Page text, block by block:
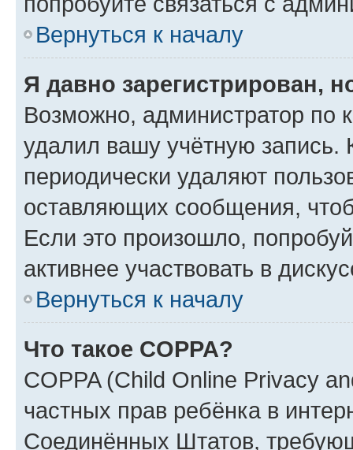
Вернуться к началу
Я давно зарегистрирован,
Возможно, администратор по
удалил вашу учётную запись.
периодически удаляют
оставляющих сообщения,
Если это произошло,
активнее участвовать в
Вернуться к началу
Что такое COPPA?
COPPA (Child Online Privacy
частных прав ребёнка в
Соединённых Штатов,